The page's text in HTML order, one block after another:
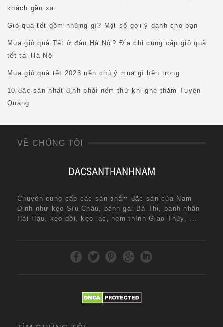
khách gần xa
Giỏ quà tết gồm những gì? Một số gợi ý dành cho bạn
Mua giỏ quà Tết ở đâu Hà Nội? Địa chỉ cung cấp giỏ quà
tết tại Hà Nội
Mua giỏ quà tết 2023 nên chú ý mua gì bên trong
10 đặc sản nhất định phải nếm thử khi ghé thăm Tuyên
Quang
VỀ CHÚNG TÔI
Chuyên cung cấp các sản phẩm đặc sản của Nam
Định như kẹo Sìu Châu, bánh gai Bà Thi, bánh nhãn
Hải Hậu, kẹo dồi, kẹo lạc, nem thính Giao Thủy, ...